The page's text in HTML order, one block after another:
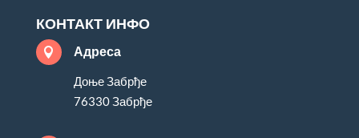
КОНТАКТ ИНФО
 Адреса
Доње Забрђе
76330 Забрђе